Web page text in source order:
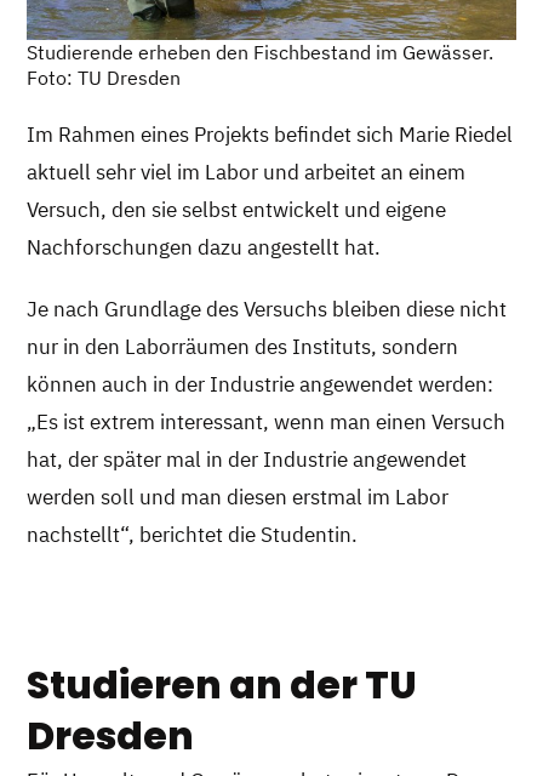
Studierende erheben den Fischbestand im Gewässer.
Foto: TU Dresden
Im Rahmen eines Projekts befindet sich Marie Riedel
aktuell sehr viel im Labor und arbeitet an einem
Versuch, den sie selbst entwickelt und eigene
Nachforschungen dazu angestellt hat.
Je nach Grundlage des Versuchs bleiben diese nicht
nur in den Laborräumen des Instituts, sondern
können auch in der Industrie angewendet werden:
„Es ist extrem interessant, wenn man einen Versuch
hat, der später mal in der Industrie angewendet
werden soll und man diesen erstmal im Labor
nachstellt“, berichtet die Studentin.
Studieren an der TU
Dresden